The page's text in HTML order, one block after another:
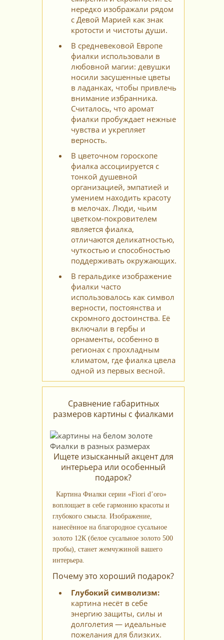
нередко изображали рядом
с Девой Марией как знак
кротости и чистоты души.
В средневековой Европе
фиалки использовали в
любовной магии: девушки
носили засушенные цветы
в ладанках, чтобы привлечь
внимание избранника.
Считалось, что аромат
фиалки пробуждает нежные
чувства и укрепляет
верность.
В цветочном гороскопе
фиалка ассоциируется с
тонкой душевной
организацией, эмпатией и
умением находить красоту
в мелочах. Люди, чьим
цветком-покровителем
является фиалка,
отличаются деликатностью,
чуткостью и способностью
поддерживать окружающих.
В геральдике изображение
фиалки часто
использовалось как символ
верности, постоянства и
скромного достоинства. Её
включали в гербы и
орнаменты, особенно в
регионах с прохладным
климатом, где фиалка цвела
одной из первых весной.
Сравнение габаритных
размеров картины с фиалками
Ищете изысканный акцент для
интерьера или особенный
подарок?
Картина Фиалки серии «Fiori d’oro»
воплощает в себе гармонию красоты и
глубокого смысла. Изображение,
нанесённое на благородное сусальное
золото 12К (белое сусальное золото 500
пробы), станет жемчужиной вашего
интерьера.
Почему это хороший подарок?
Глубокий символизм:
картина несёт в себе
энергию защиты, силы и
долголетия — идеальные
пожелания для близких.